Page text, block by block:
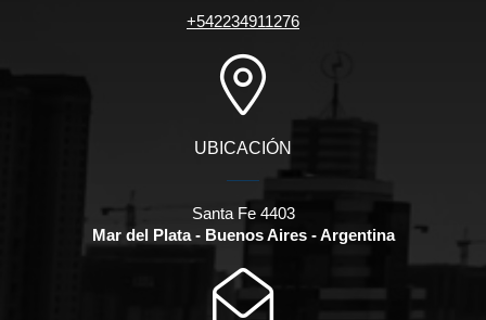
+542234911276
UBICACIÓN
Santa Fe 4403
Mar del Plata - Buenos Aires - Argentina